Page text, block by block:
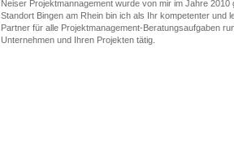
Neiser Projektmannagement wurde von mir im Jahre 2010
Standort Bingen am Rhein bin ich als Ihr kompetenter und
Partner für alle Projektmanagement-Beratungsaufgaben
Unternehmen und Ihren Projekten tätig.